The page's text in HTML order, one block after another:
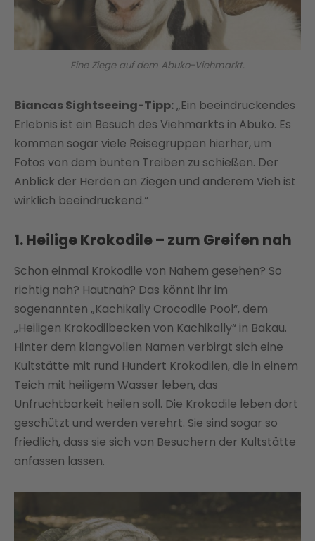
Eine Ziege auf dem Abuko-Viehmarkt.
Biancas Sightseeing-Tipp:„Ein beeindruckendes
Erlebnis ist ein Besuch des Viehmarkts in Abuko. Es
kommen sogar viele Reisegruppen hierher, um
Fotos von dem bunten Treiben zu schießen. Der
Anblick der Herden an Ziegen und anderem Vieh ist
wirklich beeindruckend.“
1. Heilige Krokodile – zum Greifen nah
Schon einmal Krokodile von Nahem gesehen? So
richtig nah? Hautnah? Das könnt ihr im
sogenannten „Kachikally Crocodile Pool“, dem
„Heiligen Krokodilbecken von Kachikally“ in Bakau.
Hinter dem klangvollen Namen verbirgt sich eine
Kultstätte mit rund Hundert Krokodilen, die in einem
Teich mit heiligem Wasser leben, das
Unfruchtbarkeit heilen soll. Die Krokodile leben dort
geschützt und werden verehrt. Sie sind sogar so
friedlich, dass sie sich von Besuchern der Kultstätte
anfassen lassen.